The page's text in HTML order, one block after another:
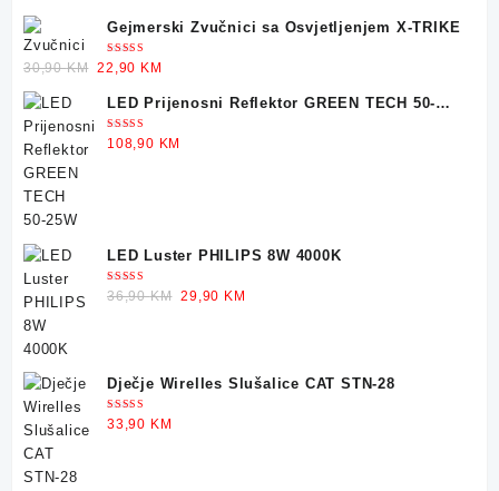
Gejmerski Zvučnici sa Osvjetljenjem X-TRIKE
Ocjenjeno
5.00 od 5
30,90KM Original
was:
30,90 KM.
22,90 KM
is:
22,90 KM.
LED Prijenosni Reflektor GREEN TECH 50-
25W
Ocjenjeno
5.00od 5
108,90 KM
LED Luster PHILIPS 8W 4000K
Ocjenjeno
5.00od 5
36,90KM Original
29,90 KM
Dječje Wirelles Slušalice CAT STN-28
Ocjenjeno
5.00od 5
33,90 KM